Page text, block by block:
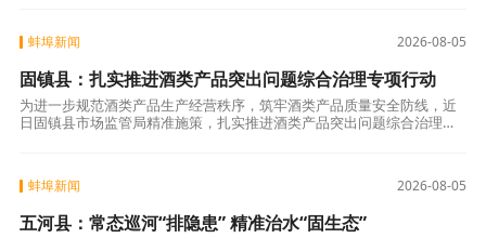
2026-08-05
蚌埠新闻
固镇县：扎实推进酒类产品突出问题综合治理专项行动
为进一步规范酒类产品生产经营秩序，筑牢酒类产品质量安全防线，近
日固镇县市场监管局精准施策，扎实推进酒类产品突出问题综合治理专
2026-08-05
蚌埠新闻
五河县：常态巡河“排隐患” 精准治水“固生态”